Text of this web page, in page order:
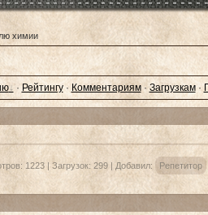
химии
·Рейтингу· Комментариям· Загрузкам·
1223| Загрузок: 299| Добавил: Репетитор